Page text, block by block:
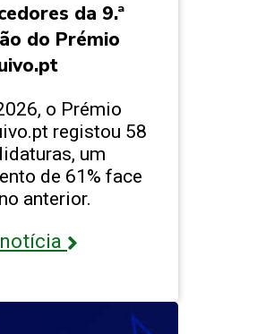
da 9.ª
do Prémio
o Prémio
registou 58
um
de 61% face
anterior.